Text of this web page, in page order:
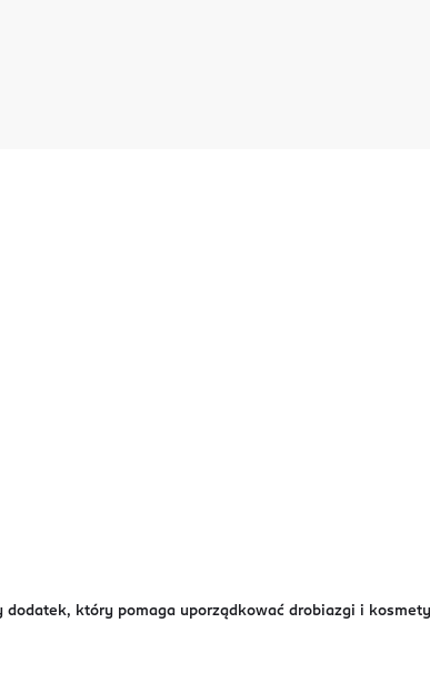
który pomaga uporządkować drobiazgi i